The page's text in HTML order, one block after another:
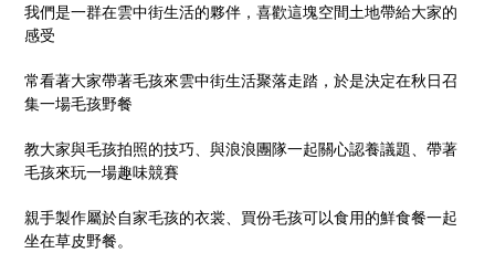
我們是一群在雲中街生活的夥伴，喜歡這塊空間土地帶給大家的
感受
常看著大家帶著毛孩來雲中街生活聚落走踏，於是決定在秋日召
集一場毛孩野餐
教大家與毛孩拍照的技巧、與浪浪團隊一起關心認養議題、帶著
毛孩來玩一場趣味競賽
親手製作屬於自家毛孩的衣裳、買份毛孩可以食用的鮮食餐一起
坐在草皮野餐。